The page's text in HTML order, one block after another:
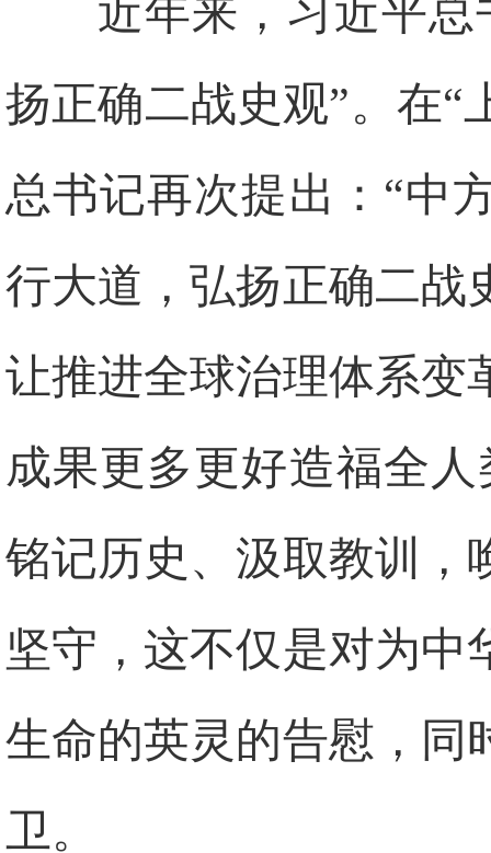
近年来，习近平
扬正确二战史观”。在“
总书记再次提出：“中
行大道，弘扬正确二战
让推进全球治理体系变
成果更多更好造福全
铭记历史、汲取教训，
坚守，这不仅是对为中
生命的英灵的告慰，同
卫。